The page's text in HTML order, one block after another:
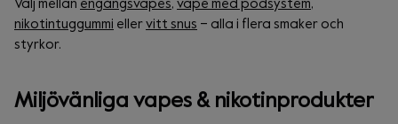
Välj mellan engångsvapes, vape med podsystem,
nikotintuggummi eller vitt snus – alla i flera smaker och
styrkor.
Miljövänliga vapes & nikotinprodukter